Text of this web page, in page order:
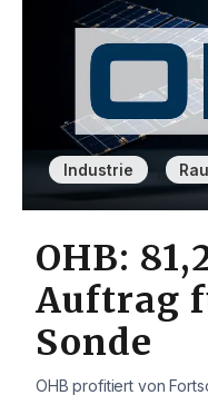
Industrie
OHB:
Auftrag
Sonde
OHB profitiert von